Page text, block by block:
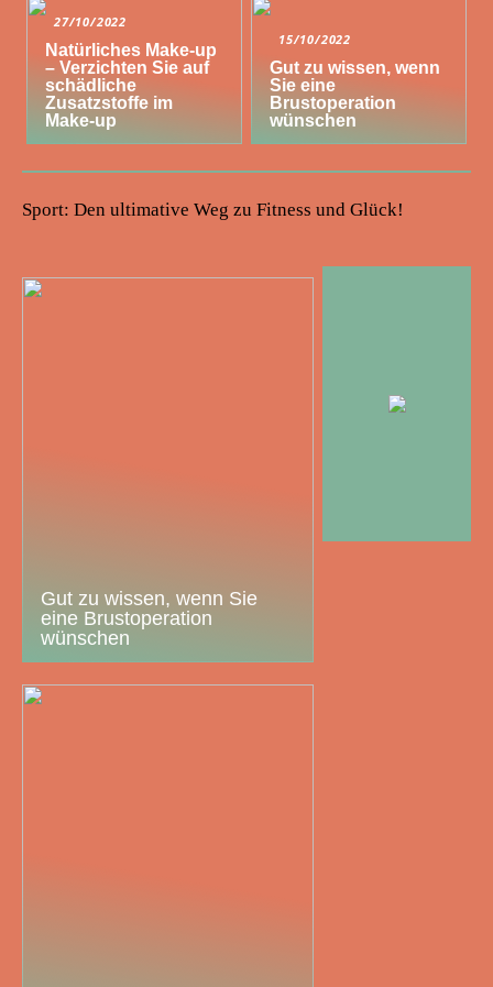
27/10/2022
Natürliches Make-up
– Verzichten Sie auf
schädliche
Zusatzstoffe im
Make-up
15/10/2022
Gut zu wissen, wenn
Sie eine
Brustoperation
wünschen
Sport: Den ultimative Weg zu Fitness und Glück!
Gut zu wissen, wenn Sie
eine Brustoperation
wünschen